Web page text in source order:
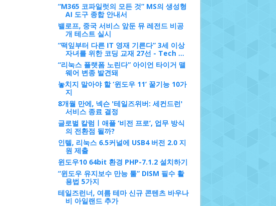
“M365 코파일럿의 모든 것” MS의 생성형
AI 도구 종합 안내서
밸로프, 중국 서비스 앞둔 뮤 레전드 비공
개 테스트 실시
“떡잎부터 다른 IT 영재 기른다” 3세 이상
자녀를 위한 코딩 교재 27선 - Tech ...
“리눅스 플랫폼 노린다” 아이언 타이거 맬
웨어 변종 발견돼
놓치지 말아야 할 ‘윈도우 11’ 꿀기능 10가
지
8개월 만에, 넥슨 '테일즈위버: 세컨드런'
서비스 종료 결정
글로벌 칼럼ㅣ애플 ‘비전 프로’, 업무 방식
의 전환점 될까?
인텔, 리눅스 6.5커널에 USB4 버전 2.0 지
원 제출
윈도우10 64bit 환경 PHP-7.1.2 설치하기
“윈도우 유지보수 만능 툴” DISM 필수 활
용법 5가지
테일즈런너, 여름 테마 신규 콘텐츠 바우나
비 아일랜드 추가